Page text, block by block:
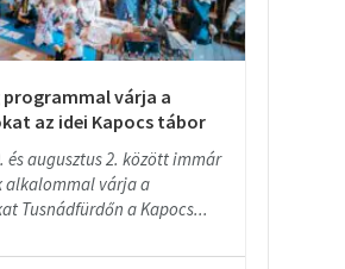
programmal várja a
az idei Kapocs tábor
és augusztus 2. között immár
alkalommal várja a
Tusnádfürdőn a Kapocs...